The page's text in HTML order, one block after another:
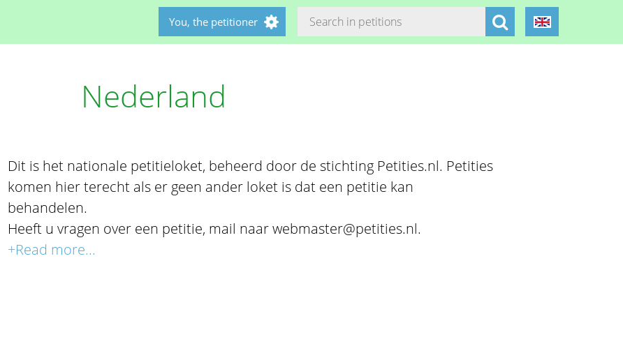
You, the petitioner
Nederland
Dit is het nationale petitieloket, beheerd door de stichting Petities.nl. Petities
komen hier terecht als er geen ander loket is dat een petitie kan
behandelen.
Heeft u vragen over een petitie, mail naar webmaster@petities.nl.
+Read more...